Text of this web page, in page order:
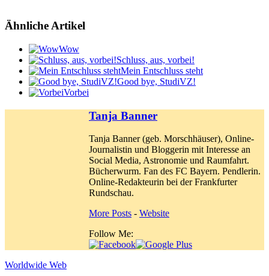
Ähnliche Artikel
Wow
Schluss, aus, vorbei!
Mein Entschluss steht
Good bye, StudiVZ!
Vorbei
Tanja Banner
Tanja Banner (geb. Morschhäuser), Online-
Journalistin und Bloggerin mit Interesse an
Social Media, Astronomie und Raumfahrt.
Bücherwurm. Fan des FC Bayern. Pendlerin.
Online-Redakteurin bei der Frankfurter
Rundschau.
More Posts - Website
Follow Me:
Worldwide Web